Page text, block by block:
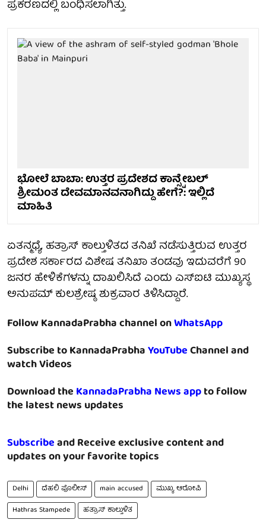
ಪ್ರಕರಣದಲ್ಲಿ ಬಂಧಿಸಲಾಗಿತ್ತು.
ಭೋಲೆ ಬಾಬಾ: ಉತ್ತರ ಪ್ರದೇಶದ ಕಾನ್ಸ್ಟೇಬಲ್
ಶ್ರೀಮಂತ ದೇವಮಾನವನಾಗಿದ್ದು ಹೇಗೆ?: ಇಲ್ಲಿದೆ
ಮಾಹಿತಿ
ಏತನ್ಮಧ್ಯೆ, ಹತ್ರಾಸ್ ಕಾಲ್ತುಳಿತದ ತನಿಖೆ ನಡೆಸುತ್ತಿರುವ ಉತ್ತರ
ಪ್ರದೇಶ ಸರ್ಕಾರದ ವಿಶೇಷ ತನಿಖಾ ತಂಡವು ಇದುವರೆಗೆ 90
ಜನರ ಹೇಳಿಕೆಗಳನ್ನು ದಾಖಲಿಸಿದೆ ಎಂದು ಎಸ್‌ಐಟಿ ಮುಖ್ಯಸ್ಥ
ಅನುಪಮ್ ಕುಲಶ್ರೇಷ್ಠ ಶುಕ್ರವಾರ ತಿಳಿಸಿದ್ದಾರೆ.
Follow KannadaPrabha channel onWhatsApp
Subscribe to KannadaPrabhaYouTubeChannel and
watch Videos
Download theKannadaPrabha News appto follow
the latest news updates
Subscribeand Receive exclusive content and
updates on your favorite topics
Delhi ದೆಹಲಿ ಪೊಲೀಸ್ main accused
ಮುಖ್ಯ ಆರೋಪಿ
Hathras Stampede
ಹತ್ರಾಸ್ ಕಾಲ್ತುಳಿತ